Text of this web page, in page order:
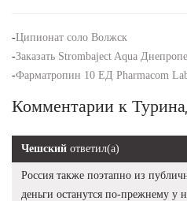
-Ципионат соло Волжск
-Заказать Strombaject Aqua
-Фарматропин 10 ЕД Pharmacom
Комментарии к
Чешский ответил(а)
Россия также поэтапно из
деньги останутся по-прежнему у